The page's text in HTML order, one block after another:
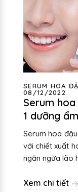
SERUM HOA
08/12/2022
Serum
1 dưỡng
Serum hoa
với chiết xuất
ngăn ngừa lão
Xem chi tiết